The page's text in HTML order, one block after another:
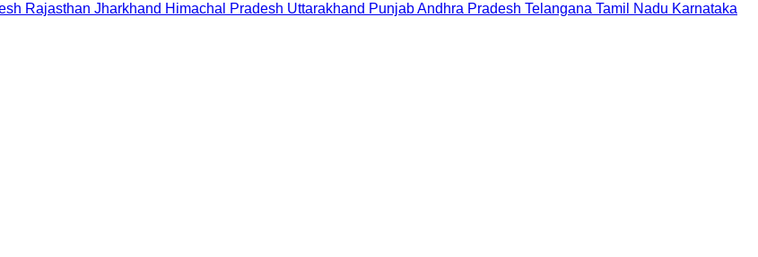
Rajasthan Jharkhand Himachal Pradesh Uttarakhand PunjabAndhra Pradesh Telangana Tamil Nadu Karnataka